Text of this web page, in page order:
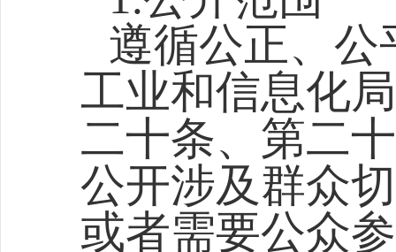
遵循公正、公
工业和信息化
二十条、第二
公开涉及群众
或者需要公众